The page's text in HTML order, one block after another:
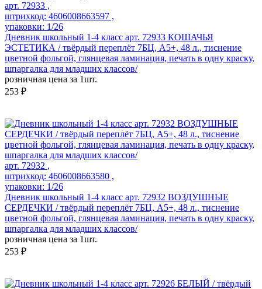
арт. 72933 ,
штрихкод: 4606008663597 ,
упаковки: 1/26
Дневник школьный 1-4 класс арт. 72933 КОШАЧЬЯ
ЭСТЕТИКА / твёрдый переплёт 7БЦ, А5+, 48 л., тиснение
цветной фольгой, глянцевая ламинация, печать в одну краску,
шпаргалка для младших классов/
розничная цена за 1шт.
253 ₽
арт. 72932 ,
штрихкод: 4606008663580 ,
упаковки: 1/26
Дневник школьный 1-4 класс арт. 72932 ВОЗДУШНЫЕ
СЕРДЕЧКИ / твёрдый переплёт 7БЦ, А5+, 48 л., тиснение
цветной фольгой, глянцевая ламинация, печать в одну краску,
шпаргалка для младших классов/
розничная цена за 1шт.
253 ₽